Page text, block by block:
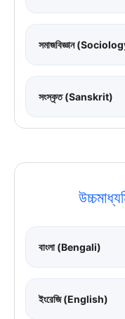
সমাজবিজ্ঞান
সংস্কৃত (Sanskrit)
বাংলা (Bengali)
ইংরেজি (English)